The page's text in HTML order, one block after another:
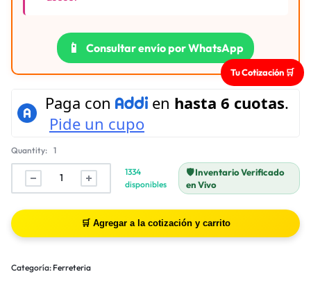
📱 Consultar envío por WhatsApp
Quantity: 1
1334
disponibles
🛡️ Inventario Verificado
en Vivo
Categoría: Ferreteria
Tu Cotización 🛒